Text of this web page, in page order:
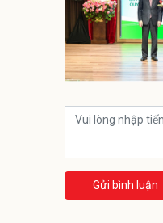
Gửi bình luận